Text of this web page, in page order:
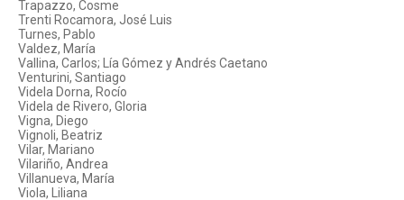
Trapazzo, Cosme
Trenti Rocamora, José Luis
Turnes, Pablo
Valdez, María
Vallina, Carlos; Lía Gómez y Andrés Caetano
Venturini, Santiago
Videla Dorna, Rocío
Videla de Rivero, Gloria
Vigna, Diego
Vignoli, Beatriz
Vilar, Mariano
Vilariño, Andrea
Villanueva, María
Viola, Liliana